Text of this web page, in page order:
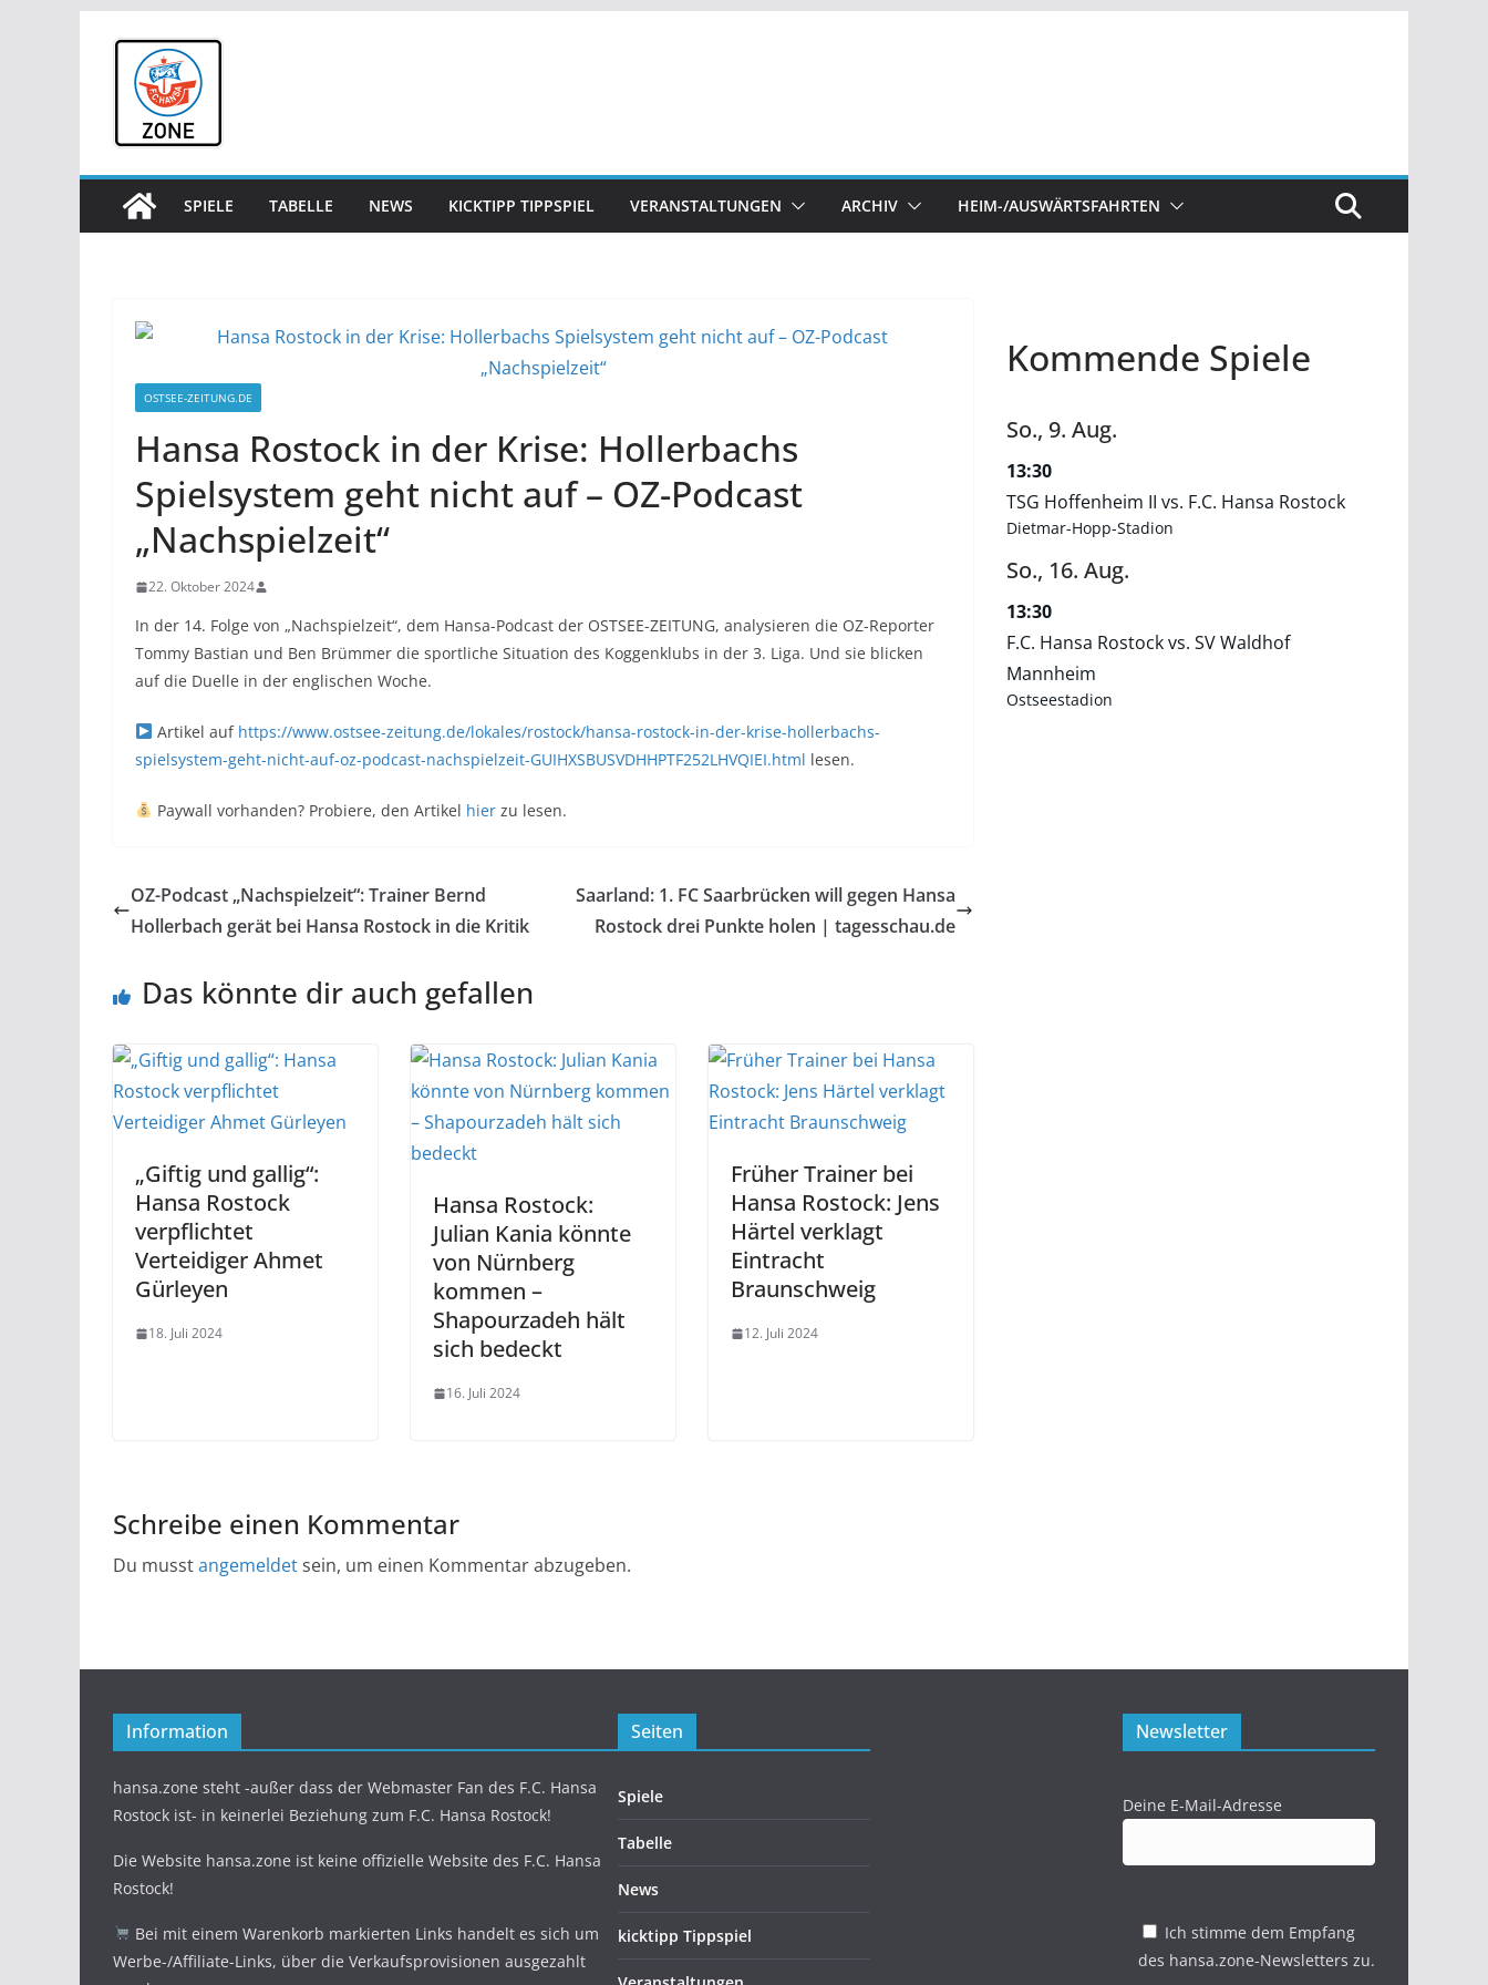
springen
SPIELE TABELLE NEWS KICKTIPP TIPPSPIEL VERANSTALTUNGEN ARCHIV HEIM-/AUSWÄRTSFAHRTEN
OSTSEE-ZEITUNG.DE
Hansa Rostock in der Krise: Hollerbachs
Spielsystem geht nicht auf – OZ-Podcast
„Nachspielzeit“
22. Oktober 2024
In der 14. Folge von „Nachspielzeit“, dem Hansa-Podcast der OSTSEE-ZEITUNG, analysieren die OZ-Reporter
Tommy Bastian und Ben Brümmer die sportliche Situation des Koggenklubs in der 3. Liga. Und sie blicken
auf die Duelle in der englischen Woche.
Artikel auf https://www.ostsee-zeitung.de/lokales/rostock/hansa-rostock-in-der-krise-hollerbachs-
spielsystem-geht-nicht-auf-oz-podcast-nachspielzeit-GUIHXSBUSVDHHPTF252LHVQIEI.html lesen.
Paywall vorhanden? Probiere, den Artikel hierzu lesen.
OZ-Podcast „Nachspielzeit“: Trainer Bernd
Hollerbach gerät bei Hansa Rostock in die Kritik
Saarland: 1. FC Saarbrücken will gegen Hansa
Rostock drei Punkte holen | tagesschau.de
Das könnte dir auch gefallen
„Giftig und gallig“:
Hansa Rostock
verpflichtet
Verteidiger Ahmet
Gürleyen
18. Juli 2024
Hansa Rostock:
Julian Kania könnte
von Nürnberg
kommen –
Shapourzadeh hält
sich bedeckt
16. Juli 2024
Früher Trainer bei
Hansa Rostock: Jens
Härtel verklagt
Eintracht
Braunschweig
12. Juli 2024
Schreibe einen Kommentar
Du musstangemeldetsein, um einen Kommentar abzugeben.
Kommende Spiele
So., 9. Aug.
13:30
TSG Hoffenheim II vs. F.C. Hansa Rostock
Dietmar-Hopp-Stadion
So., 16. Aug.
13:30
F.C. Hansa Rostock vs. SV Waldhof
Mannheim
Ostseestadion
Information
hansa.zone steht -außer dass der Webmaster Fan des F.C. Hansa
Rostock ist- in keinerlei Beziehung zum F.C. Hansa Rostock!
Die Website hansa.zone ist keine offizielle Website des F.C. Hansa
Rostock!
Bei mit einem Warenkorb markierten Links handelt es sich um
Werbe-/Affiliate-Links, über die Verkaufsprovisionen ausgezahlt
Seiten
Spiele
Tabelle
News
kicktipp Tippspiel
Newsletter
Deine E-Mail-Adresse
Ich stimme dem Empfang
des hansa.zone-Newsletters zu.